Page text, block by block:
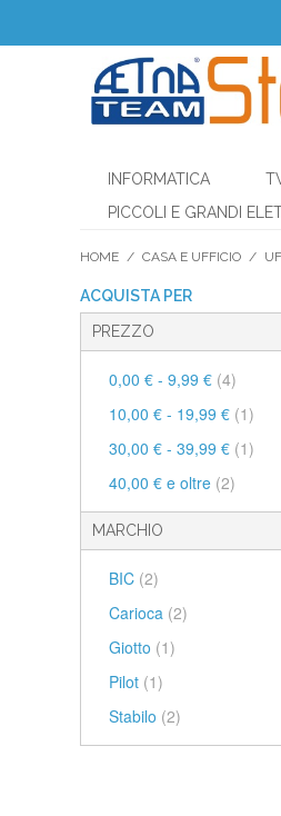
INFORMATICA
PICCOLI E GRANDI
HOME / CASA E UFFICIO /
ACQUISTA PER
PREZZO
0,00 € - 9,99 € (4)
10,00 € - 19,99 € (1)
30,00 € - 39,99 € (1)
40,00 € e oltre (2)
MARCHIO
BIC (2)
Carioca (2)
Giotto (1)
Pilot (1)
Stabilo (2)